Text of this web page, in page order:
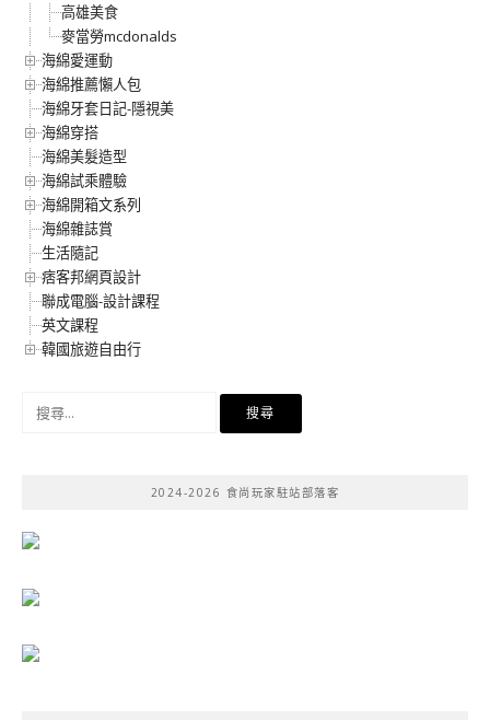
高雄美食
麥當勞mcdonalds
海綿愛運動
海綿推薦懶人包
海綿牙套日記-隱視美
海綿穿搭
海綿美髮造型
海綿試乘體驗
海綿開箱文系列
海綿雜誌賞
生活隨記
痞客邦網頁設計
聯成電腦-設計課程
英文課程
韓國旅遊自由行
2024-2026 食尚玩家駐站部落客